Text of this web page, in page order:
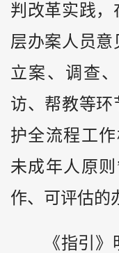
判改革实践，
层办案人员
立案、调查
访、帮教等环
护全流程工
未成年人原
作、可评估的
《指引